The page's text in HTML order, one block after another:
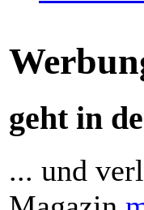
geht in
... und